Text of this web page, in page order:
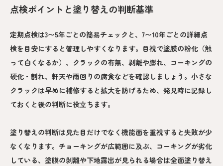
点検ポイントと塗り替えの判断基準
定期点検は3〜5年ごとの簡易チェックと、7〜10年ごとの詳細点
検を目安にすると管理しやすくなります。目視で塗膜の粉化（触
って白くなるか）、クラックの有無、剥離や膨れ、コーキングの
硬化・割れ、軒天や雨回りの腐食などを確認しましょう。小さな
クラックは早めに補修すると拡大を防げるため、発見時に記録し
ておくと後の判断に役立ちます。
塗り替えの判断は見た目だけでなく機能面を重視すると失敗が少
なくなります。チョーキングが広範囲に及ぶ、コーキングが劣化
している、塗膜の剥離や下地露出が見られる場合は全面塗り替え